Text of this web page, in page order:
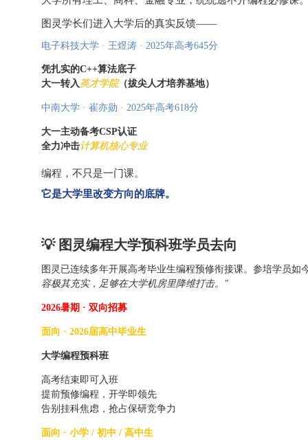
图灵学长们进入大学后的真实反馈——
电子科技大学 · 王煜涛 · 2025年高考645分
凭扎实的C++算法底子
大一转入英才学院（拔尖人才培养基地）
中南大学 · 崔亦勋 · 2025年高考618分
大一主动备考CSP认证
全力冲击计算机核心专业
编程，不只是一门课。
它是大学里改变方向的底牌。
💡 图灵编程大学预科班学员去向
图灵已连续多年开展高考毕业生编程预修衔接课。参培学员如
容极其充实，足够在大学机房里降维打击。"
2026暑期 · 双向招募
面向 · 2026届高中毕业生
大学编程预科班
高考结束即可入班
提前预修编程，开学即领先
告别挂科焦虑，抢占保研竞争力
面向 · 小学 / 初中 / 高中生